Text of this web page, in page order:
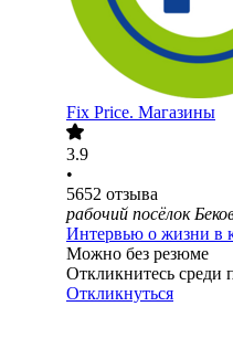
Fix Price. Магазины
3.9
•
5652 отзыва
рабочий посёлок
Интервью о жизни в
Можно без резюме
Откликнитесь среди
Откликнуться